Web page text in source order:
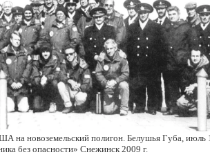
на новоземельский полигон. Белушья Губа, июль
без опасности» Снежинск 2009 г.